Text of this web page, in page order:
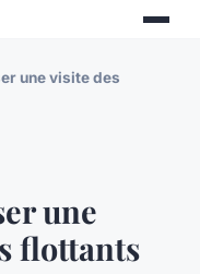
une visite des
une
flottants